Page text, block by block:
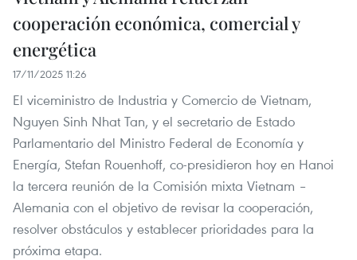
cooperación económica, comercial y
energética
17/11/2025 11:26
El viceministro de Industria y Comercio de Vietnam,
Nguyen Sinh Nhat Tan, y el secretario de Estado
Parlamentario del Ministro Federal de Economía y
Energía, Stefan Rouenhoff, co-presidieron hoy en Hanoi
la tercera reunión de la Comisión mixta Vietnam –
Alemania con el objetivo de revisar la cooperación,
resolver obstáculos y establecer prioridades para la
próxima etapa.